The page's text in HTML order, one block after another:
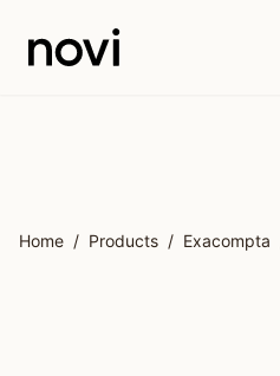
Home / Products / Exacompta